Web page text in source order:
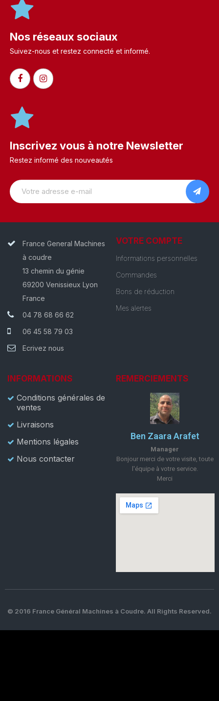
Nos réseaux sociaux
Suivez-nous et restez connecté et informé.​
Inscrivez vous à notre Newsletter
Restez informé des nouveautés
France General Machines
à coudre
13 chemin du génie
69200 Venissieux Lyon
France
04 78 68 66 62
06 45 58 79 03
Ecrivez nous
VOTRE COMPTE
Informations personnelles
Commandes
Bons de réduction
Mes alertes
INFORMATIONS
Conditions générales de
ventes
Livraisons
Mentions légales
Nous contacter
REMERCIEMENTS
Ben Zaara Arafet
Manager
Bonjour merci de votre visite, toute
l'équipe à votre service.
Merci
© 2016 France Général Machines à Coudre. All Rights Reserved.